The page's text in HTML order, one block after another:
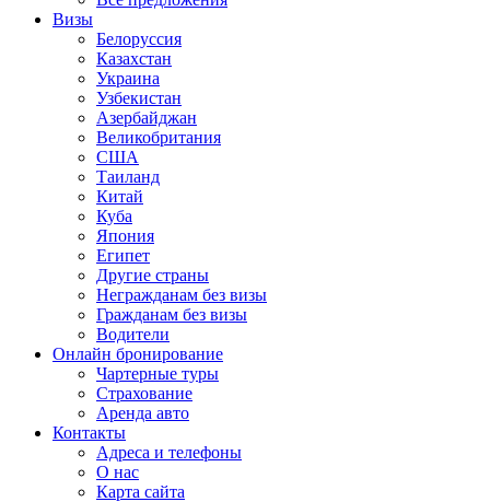
Визы
Белоруссия
Казахстан
Украина
Узбекистан
Азербайджан
Великобритания
США
Таиланд
Китай
Куба
Япония
Египет
Другие страны
Негражданам без визы
Гражданам без визы
Водители
Онлайн бронирование
Чартерные туры
Страхование
Аренда авто
Контакты
Адреса и телефоны
О нас
Карта сайта